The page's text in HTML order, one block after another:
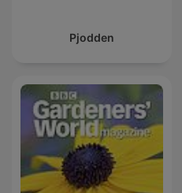
Pjodden